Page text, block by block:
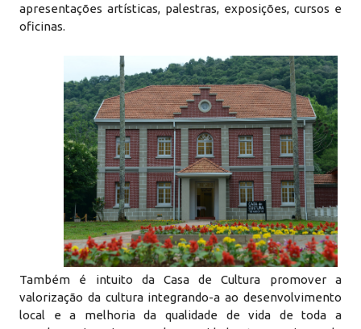
apresentações artísticas, palestras, exposições, cursos e
oficinas.
Também é intuito da Casa de Cultura promover a
valorização da cultura integrando-a ao desenvolvimento
local e a melhoria da qualidade de vida de toda a